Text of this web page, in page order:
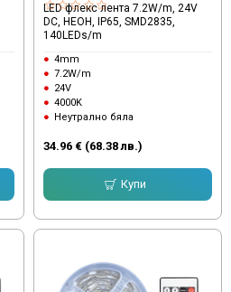
LED флекс лента 7.2W/m, 24V
DC, НЕОН, IP65, SMD2835,
140LEDs/m
4mm
7.2W/m
24V
4000K
Неутрално бяла
34.96 € (68.38 лв.)
Купи